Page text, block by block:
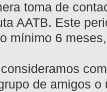
toma de
AATB. Este
mínimo 6
de amigos